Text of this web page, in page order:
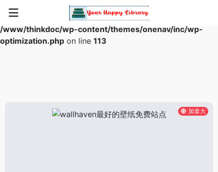
Warning
: Array to string conversion in
/www/thinkdoc/wp-content/themes/onenav/inc/wp-
optimization.php on line 113
加拿大